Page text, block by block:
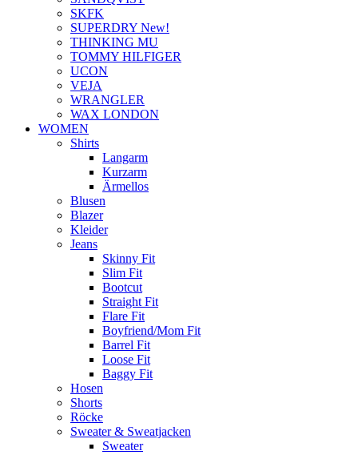
SKFK
SUPERDRY New!
THINKING MU
TOMMY HILFIGER
UCON
VEJA
WRANGLER
WAX LONDON
WOMEN
Shirts
Langarm
Kurzarm
Ärmellos
Blusen
Blazer
Kleider
Jeans
Skinny Fit
Slim Fit
Bootcut
Straight Fit
Flare Fit
Boyfriend/Mom Fit
Barrel Fit
Loose Fit
Baggy Fit
Hosen
Shorts
Röcke
Sweater & Sweatjacken
Sweater